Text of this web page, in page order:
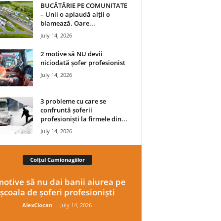
BUCĂTĂRIE PE COMUNITATE
– Unii o aplaudă alții o
blamează. Oare...
July 14, 2026
2 motive să NU devii
niciodată șofer profesionist
July 14, 2026
3 probleme cu care se
confruntă șoferii
profesioniști la firmele din...
July 14, 2026
Colțul Camionagiilor
să nu dai banii aiurea pe
școala de șoferi profesioniști
AlexCiocan - July 14, 2026